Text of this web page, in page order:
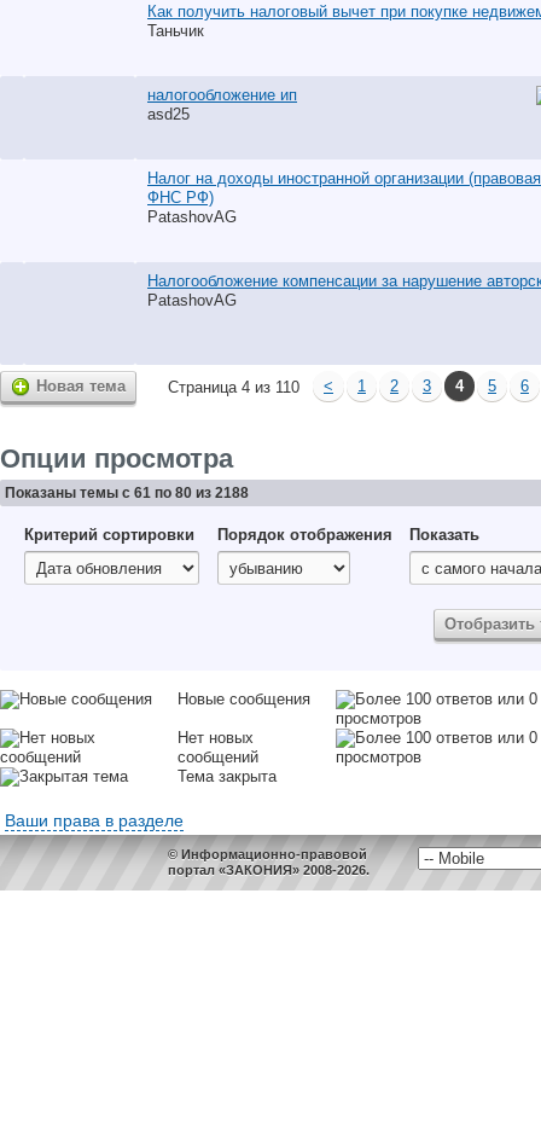
Как получить налоговый вычет при покупке
Таньчик
налогообложение ип
asd25
Налог на доходы иностранной организации
ФНС РФ)
PatashovAG
Налогообложение компенсации за нарушение
PatashovAG
Новая тема Страница 4 из 110 < 1 2 3 4 5 6
Опции просмотра
Показаны темы с 61 по 80 из 2188
Критерий сортировки Порядок отображения Показать
Новые сообщения
Нет новых
сообщений
Тема закрыта
Ваши права в разделе
© Информационно-правовой
портал «ЗАКОНИЯ» 2008-2026.